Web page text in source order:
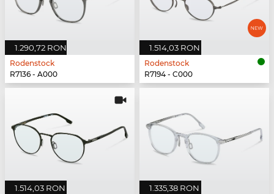
1.290,72 RON
Rodenstock
R7136 - A000
1.514,03 RON
Rodenstock
R7194 - C000
1.514,03 RON 1.335,38 RON